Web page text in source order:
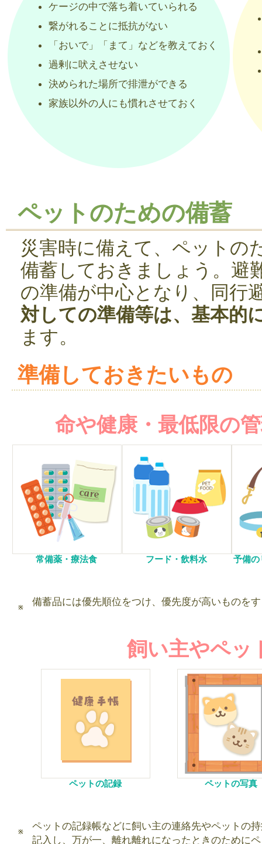
ケージの中で落ち着いていられる
繋がれることに抵抗がない
「おいで」「まて」などを教えておく
過剰に吠えさせない
決められた場所で排泄ができる
家族以外の人にも慣れさせておく
ペットのための備蓄
災害時に備えて、ペットの
備蓄しておきましょう。避
の準備が中心となり、同行
対しての準備等は、基本的
ます。
準備しておきたいもの
命や健康・最低限の
常備薬・療法食 フード・飲料水 予備の
備蓄品には優先順位をつけ、優先度が高いものを
飼い主やペッ
ペットの記録 ペットの写真
ペットの記録帳などに飼い主の連絡先やペットの
記入し、万が一、離れ離れになったときのために